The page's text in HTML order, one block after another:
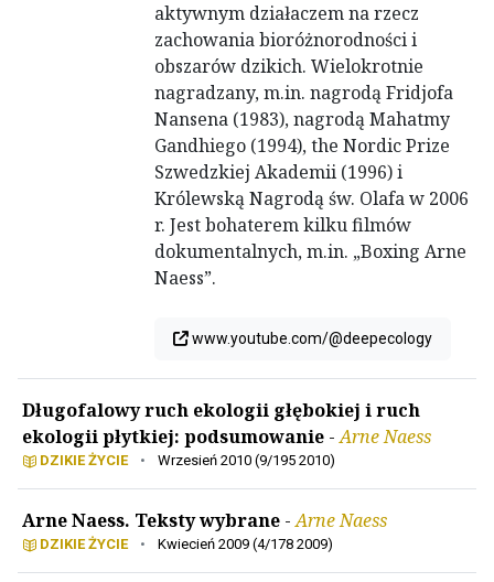
aktywnym działaczem na rzecz
zachowania bioróżnorodności i
obszarów dzikich. Wielokrotnie
nagradzany, m.in. nagrodą Fridjofa
Nansena (1983), nagrodą Mahatmy
Gandhiego (1994), the Nordic Prize
Szwedzkiej Akademii (1996) i
Królewską Nagrodą św. Olafa w 2006
r. Jest bohaterem kilku filmów
dokumentalnych, m.in. „Boxing Arne
Naess”.
www.youtube.com/@deepecology
Długofalowy ruch ekologii głębokiej i ruch
ekologii płytkiej: podsumowanie -Arne Naess
DZIKIE ŻYCIE • Wrzesień 2010 (9/195 2010)
Arne Naess. Teksty wybrane -Arne Naess
DZIKIE ŻYCIE • Kwiecień 2009 (4/178 2009)